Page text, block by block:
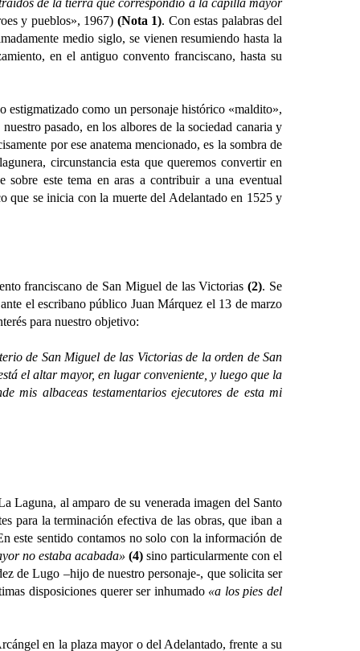
y pueblos», 1967) (Nota 1). Con estas palabras del
medio siglo, se vienen resumiendo hasta la
en el antiguo convento franciscano, hasta su
como un personaje histórico «maldito»,
pasado, en los albores de la sociedad canaria y
por ese anatema mencionado, es la sombra de
circunstancia esta que queremos convertir en
sobre este tema en aras a contribuir a una eventual
que se inicia con la muerte del Adelantado en 1525 y
franciscano de San Miguel de las Victorias (2). Se
el escribano público Juan Márquez el 13 de marzo
para nuestro objetivo:
de San Miguel de las Victorias de la orden de San
el altar mayor, en lugar conveniente, y luego que la
mis albaceas testamentarios ejecutores de esta mi
Laguna, al amparo de su venerada imagen del Santo
para la terminación efectiva de las obras, que iban a
este sentido contamos no solo con la información de
no estaba acabada» (4) sino particularmente con el
de Lugo –hijo de nuestro personaje-, que solicita ser
disposiciones querer ser inhumado «a los pies del
en la plaza mayor o del Adelantado, frente a su